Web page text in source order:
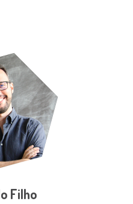
Filho